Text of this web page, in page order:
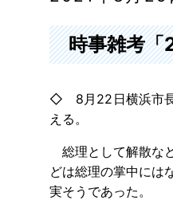
時事雑考「
◇ 8月22日横浜市長
える。
総理として解散な
どは総理の掌中には
実そうであった。